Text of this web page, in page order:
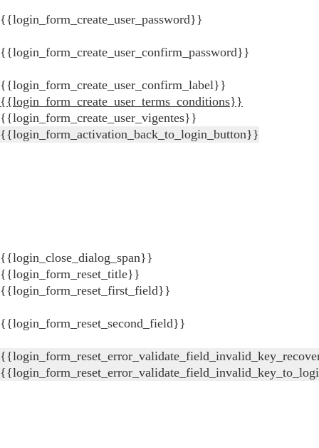
{{login_form_create_user_password}}
{{login_form_create_user_confirm_password}}
{{login_form_create_user_confirm_label}}
{{login_form_create_user_terms_conditions}}
{{login_form_create_user_vigentes}}
{{login_form_activation_back_to_login_button}}
{{login_close_dialog_span}}
{{login_form_reset_title}}
{{login_form_reset_first_field}}
{{login_form_reset_second_field}}